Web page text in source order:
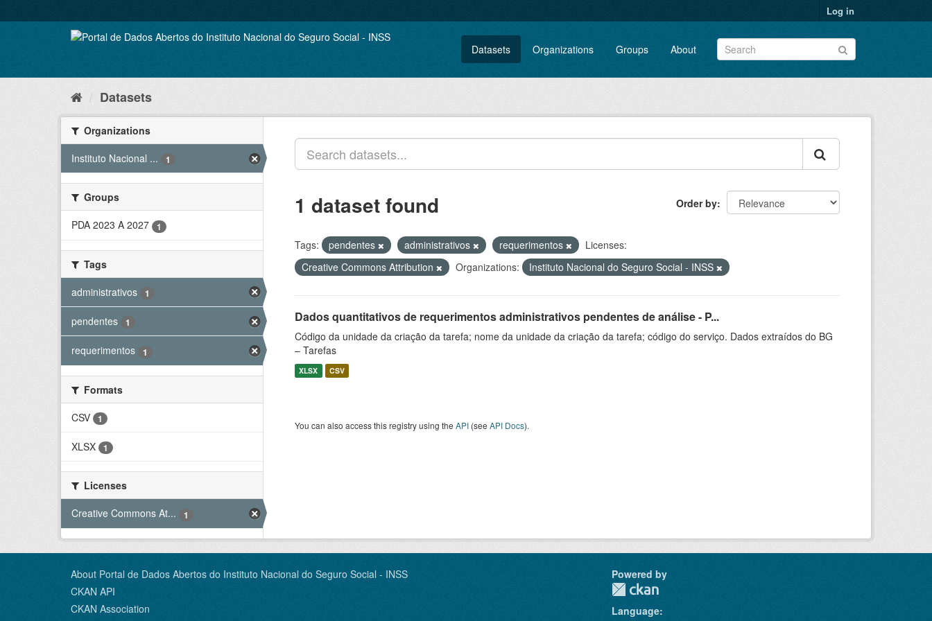
to
Log in
Datasets Organizations Groups About
Datasets
Organizations
Instituto Nacional ...
1
Groups
PDA 2023 A 2027
1
Tags
administrativos
1
pendentes 1
requerimentos 1
Formats
CSV
1
XLSX 1
Licenses
Creative Commons At...
1
Order by
1 dataset found
Tags: pendentes administrativos requerimentos
Licenses:
Creative Commons Attribution
Organizations: Instituto Nacional do Seguro Social - INSS
Dados quantitativos de requerimentos administrativos pendentes de análise - P...
Código da unidade da criação da tarefa; nome da unidade da criação da tarefa; código do serviço. Dados extraídos do BG
– Tarefas
XLSX CSV
You can also access this registry using the API (see API Docs).
About Portal de Dados Abertos do Instituto Nacional do Seguro Social - INSS
CKAN API
CKAN Association
Powered by
Language